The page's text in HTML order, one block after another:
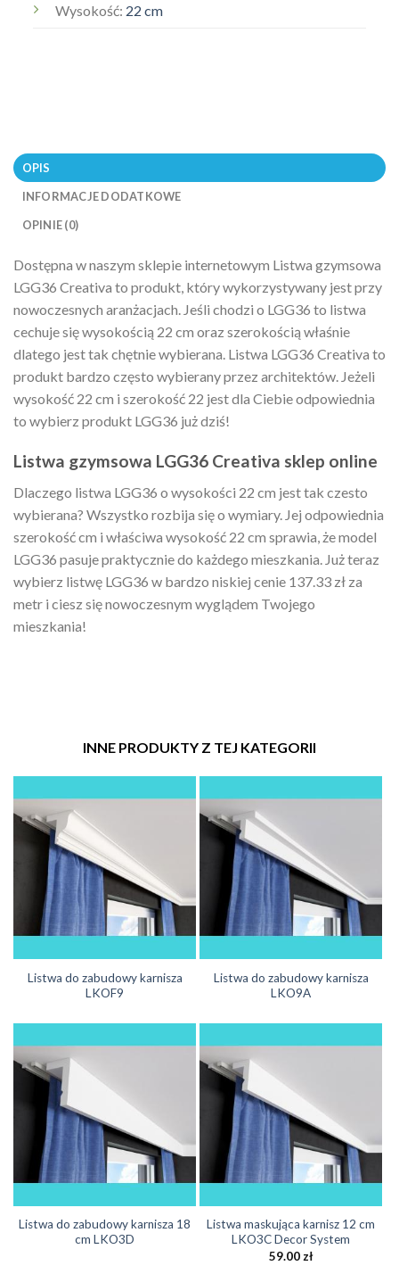
Wysokość: 22 cm
OPIS
INFORMACJE DODATKOWE
OPINIE (0)
Dostępna w naszym sklepie internetowym Listwa gzymsowa
LGG36 Creativa to produkt, który wykorzystywany jest przy
nowoczesnych aranżacjach. Jeśli chodzi o LGG36 to listwa
cechuje się wysokością 22 cm oraz szerokością właśnie
dlatego jest tak chętnie wybierana. Listwa LGG36 Creativa to
produkt bardzo często wybierany przez architektów. Jeżeli
wysokość 22 cm i szerokość 22 jest dla Ciebie odpowiednia
to wybierz produkt LGG36 już dziś!
Listwa gzymsowa LGG36 Creativa sklep online
Dlaczego listwa LGG36 o wysokości 22 cm jest tak czesto
wybierana? Wszystko rozbija się o wymiary. Jej odpowiednia
szerokość cm i właściwa wysokość 22 cm sprawia, że model
LGG36 pasuje praktycznie do każdego mieszkania. Już teraz
wybierz listwę LGG36 w bardzo niskiej cenie 137.33 zł za
metr i ciesz się nowoczesnym wyglądem Twojego
mieszkania!
INNE PRODUKTY Z TEJ KATEGORII
Listwa do zabudowy karnisza
LKOF9
Listwa do zabudowy karnisza
LKO9A
Listwa do zabudowy karnisza 18
cm LKO3D
Listwa maskująca karnisz 12 cm
LKO3C Decor System
59.00 zł